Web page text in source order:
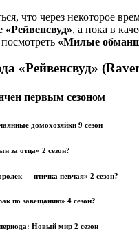
что через некоторое
«Рейвенсвуд», а пока в
«Милые
«Рейвенсвуд»
первым сезоном
домохозяйки 9 сезон
за отца» 2 сезон?
— птичка певчая» 2 сезон?
по завещанию» 4 сезон?
Новый мир 2 сезон